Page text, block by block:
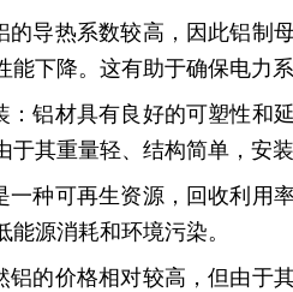
的导热系数较高，因此铝制
能下降。这有助于确保电力
：铝材具有良好的可塑性和
于其重量轻、结构简单，安
一种可再生资源，回收利用
能源消耗和环境污染。
铝的价格相对较高，但由于